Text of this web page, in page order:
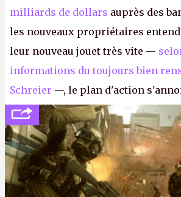
milliards de dollars auprès des
les nouveaux propriétaires
leur nouveau jouet très vite —
informations du toujours bien
Schreier —, le plan d'action
réductions de coûts drastiques,
studios et licenciements massifs.
FCetBattlefield, puis virer le